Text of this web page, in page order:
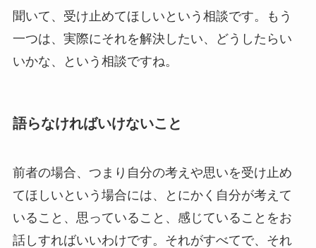
聞いて、受け止めてほしいという相談です。もう
一つは、実際にそれを解決したい、どうしたらい
いかな、という相談ですね。
語らなければいけないこと
前者の場合、つまり自分の考えや思いを受け止め
てほしいという場合には、とにかく自分が考えて
いること、思っていること、感じていることをお
話しすればいいわけです。それがすべてで、それ